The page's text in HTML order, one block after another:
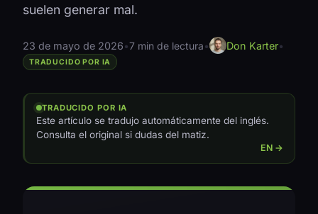
suelen generar mal.
23 de mayo de 2026•7 min de lectura• Don Karter•
TRADUCIDO POR IA
TRADUCIDO POR IA
Este artículo se tradujo automáticamente del inglés.
Consulta el original si dudas del matiz.
EN →